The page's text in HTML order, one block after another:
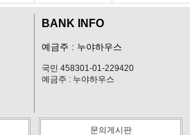
BANK INFO
예금주 : 누야하우스
국민 458301-01-229420
예금주 : 누야하우스
문의게시판